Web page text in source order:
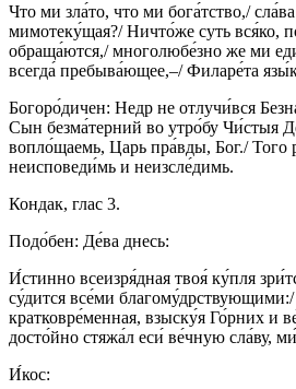
Что ми зла́то, что ми бога́тство,/
мимотеку́щая?/ Ничто́же суть вся́ко,
обраща́ются,/ многолюбе́зно же ми
всегда́ пребыва́ющее,–/ Филаре́та
Богоро́дичен: Недр не отлучи́вся
Сын безма́терний во утро́бу Чи́стыя
вопло́щаемь, Царь пра́вды, Бог./ Того
неисповеди́мь и неизсле́димь.
Кондак, глас 3.
Подо́бен: Де́ва днесь:
И́стинно всеизря́дная твоя́ ку́пля
су́дится все́ми благому́дрствующими:/
кратковре́менная, взыску́я Го́рних и
досто́йно стяжа́л еси́ ве́чную сла́ву,
И́кос: